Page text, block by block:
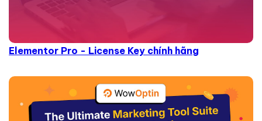
Elementor Pro - License Key chính hãng